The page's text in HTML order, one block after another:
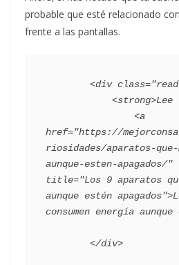
probable que esté relacionado
frente a las pantallas.
href="https://
riosidades/aparatos-que-
aunque-esten-
title="Los 9 aparatos
aunque estén
consumen energía